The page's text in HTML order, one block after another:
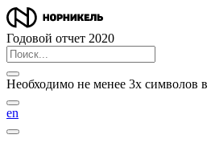
Годовой отчет 2020
Необходимо не менее 3х символов в
en